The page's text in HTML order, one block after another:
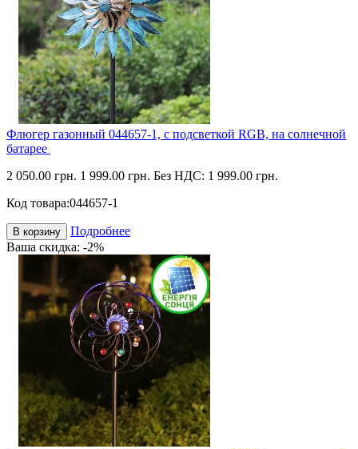
Флюгер газонный 044657-1, с подсветкой RGB, на солнечной
батарее
2 050.00 грн. 1 999.00 грн. Без НДС: 1 999.00 грн.
Код товара:044657-1
В корзину
Подробнее
Ваша скидка: -2%